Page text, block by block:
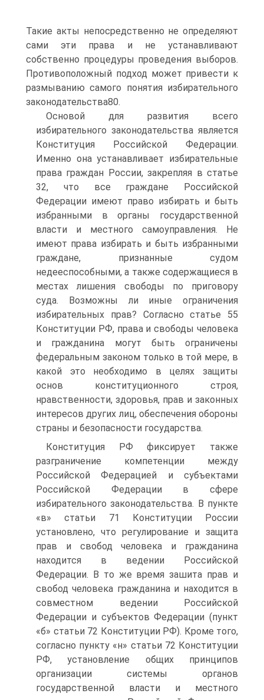
Такие акты непосредственно не определяют
сами эти права и не устанавливают
собственно процедуры проведения выборов.
Противоположный подход может привести к
размыванию самого понятия избирательного
законодательства80.
Основой для развития всего
избирательного законодательства является
Конституция Российской Федерации.
Именно она устанавливает избирательные
права граждан России, закрепляя в статье
32, что все граждане Российской
Федерации имеют право избирать и быть
избранными в органы государственной
власти и местного самоуправления. Не
имеют права избирать и быть избранными
граждане, признанные судом
недееспособными, а также содержащиеся в
местах лишения свободы по приговору
суда. Возможны ли иные ограничения
избирательных прав? Согласно статье 55
Конституции РФ, права и свободы человека
и гражданина могут быть ограничены
федеральным законом только в той мере, в
какой это необходимо в целях защиты
основ конституционного строя,
нравственности, здоровья, прав и законных
интересов других лиц, обеспечения обороны
страны и безопасности государства.
Конституция РФ фиксирует также
разграничение компетенции между
Российской Федерацией и субъектами
Российской Федерации в сфере
избирательного законодательства. В пункте
«в» статьи 71 Конституции России
установлено, что регулирование и защита
прав и свобод человека и гражданина
находится в ведении Российской
Федерации. В то же время зашита прав и
свобод человека гражданина и находится в
совместном ведении Российской
Федерации и субъектов Федерации (пункт
«б» статьи 72 Конституции РФ). Кроме того,
согласно пункту «н» статьи 72 Конституции
РФ, установление общих принципов
организации системы органов
государственной власти и местного